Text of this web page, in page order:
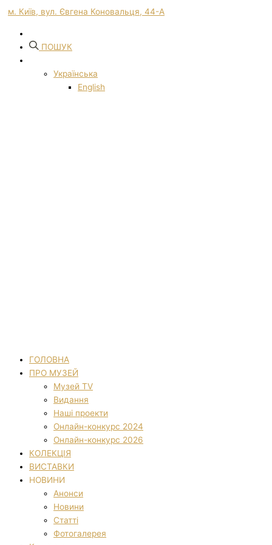
м. Київ, вул. Євгена Коновальця, 44-А
ПОШУК
Українська
English
ГОЛОВНА
ПРО МУЗЕЙ
Музей TV
Видання
Наші проекти
Онлайн-конкурс 2024
Онлайн-конкурс 2026
КОЛЕКЦІЯ
ВИСТАВКИ
НОВИНИ
Анонси
Новини
Статті
Фотогалерея